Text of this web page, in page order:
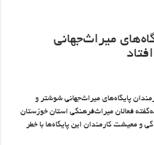
میراث‌جهانی
کارمندان پایگاه‌های میراث‌جهانی شوشتر و
فعالان‌ میراث‌فرهنگی استان خوزستان
معیشت کارمندان این پایگاه‌ها با خطر